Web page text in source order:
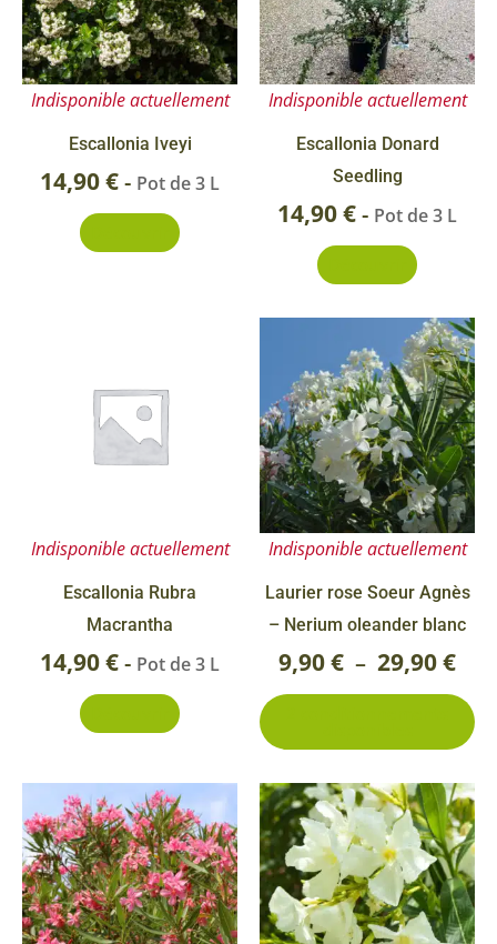
Indisponible actuellement
Escallonia Iveyi
14,90€- Pot de 3 L
Indisponible actuellement
Escallonia Donard
Seedling
14,90€- Pot de 3 L
Indisponible actuellement
Escallonia Rubra
Macrantha
14,90€- Pot de 3 L
Indisponible actuellement
Laurier rose Soeur Agnès
– Nerium oleander blanc
9,90€ – 29,90€
de
à
Ce
a
Plage
de
prix :
9,90 €
produit
a
plusieurs
variations.
de
Ce
a